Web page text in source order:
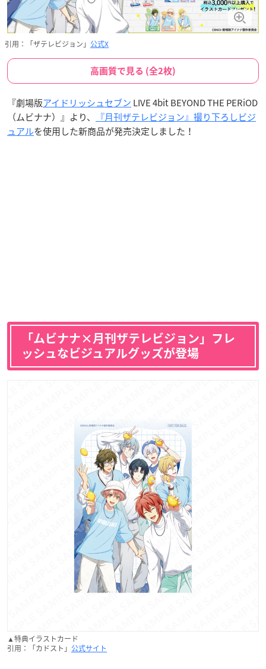
引用：「ザテレビジョン」 公式X
高画質で見る (全2枚)
『劇場版アイドリッシュセブン LIVE 4bit BEYOND THE PERiOD
（ムビナナ）』より、
『月刊ザテレビジョン』撮り下ろしビジ
ュアルを使用した新商品が発売決定しました！
「ムビナナ×月刊ザテレビジョン」フレ
ッシュなビジュアルグッズが登場
▲特典イラストカード
引用：「カドスト」 公式サイト